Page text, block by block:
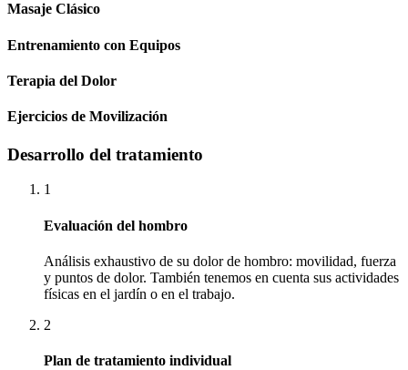
Masaje Clásico
Entrenamiento con Equipos
Terapia del Dolor
Ejercicios de Movilización
Desarrollo del tratamiento
1
Evaluación del hombro
Análisis exhaustivo de su dolor de hombro: movilidad, fuerza
y puntos de dolor. También tenemos en cuenta sus actividades
físicas en el jardín o en el trabajo.
2
Plan de tratamiento individual